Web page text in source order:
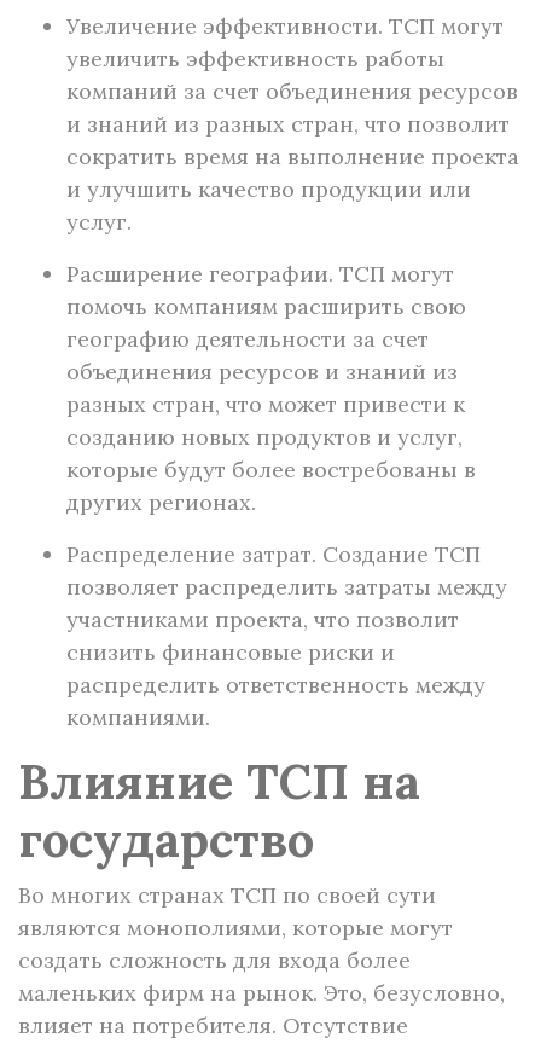
Увеличение эффективности. ТСП могут
увеличить эффективность работы
компаний за счет объединения ресурсов
и знаний из разных стран, что позволит
сократить время на выполнение проекта
и улучшить качество продукции или
услуг.
Расширение географии. ТСП могут
помочь компаниям расширить свою
географию деятельности за счет
объединения ресурсов и знаний из
разных стран, что может привести к
созданию новых продуктов и услуг,
которые будут более востребованы в
других регионах.
Распределение затрат. Создание ТСП
позволяет распределить затраты между
участниками проекта, что позволит
снизить финансовые риски и
распределить ответственность между
компаниями.
Влияние ТСП на
государство
Во многих странах ТСП по своей сути
являются монополиями, которые могут
создать сложность для входа более
маленьких фирм на рынок. Это, безусловно,
влияет на потребителя. Отсутствие